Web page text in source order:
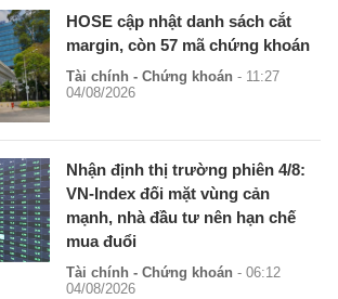
HOSE cập nhật danh sách cắt
margin, còn 57 mã chứng khoán
Tài chính - Chứng khoán - 11:27
04/08/2026
Nhận định thị trường phiên 4/8:
VN-Index đối mặt vùng cản
mạnh, nhà đầu tư nên hạn chế
mua đuổi
Tài chính - Chứng khoán - 06:12
04/08/2026